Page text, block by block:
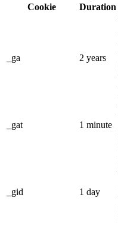
Cookie
Duration
_ga 2 years
_gat 1 minute
_gid 1 day